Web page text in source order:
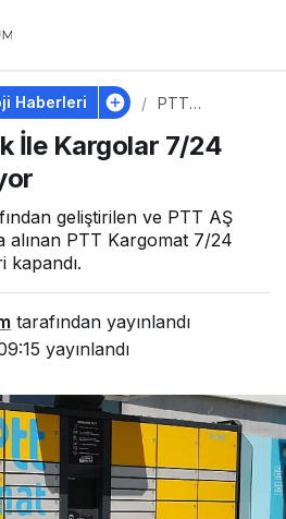
Haberleri
PTT
İle Kargolar
7/24 Teslim
İle Kargolar 7/24
geliştirilen ve PTT AŞ
alınan PTT Kargomat 7/24
kapandı.
tarafından yayınlandı
yayınlandı